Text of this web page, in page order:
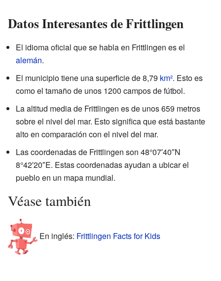
Datos Interesantes de Frittlingen
El idioma oficial que se habla en Frittlingen es el
alemán.
El municipio tiene una superficie de 8,79 km². Esto es
como el tamaño de unos 1200 campos de fútbol.
La altitud media de Frittlingen es de unos 659 metros
sobre el nivel del mar. Esto significa que está bastante
alto en comparación con el nivel del mar.
Las coordenadas de Frittlingen son 48°07′40″N
8°42′20″E. Estas coordenadas ayudan a ubicar el
pueblo en un mapa mundial.
Véase también
En inglés: Frittlingen Facts for Kids